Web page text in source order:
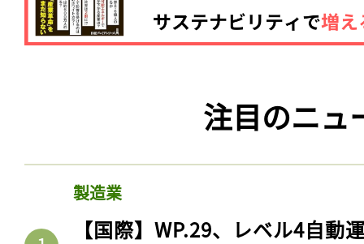
注目のニュ
製造業
【国際】WP.29、レベル4自動